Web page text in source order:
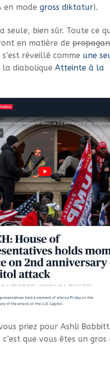
en mode gross diktatur).
seule, bien sûr. Toute ce
en matière de
réveillé comme une
la diabolique Atteinte à la
priez pour Ashli
que vous êtes un gros